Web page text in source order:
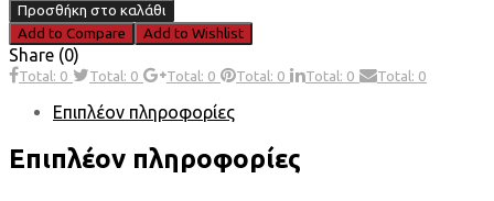
Προσθήκη στο καλάθι
Add to Compare
Add to Wishlist
Share (0)
Total: 0 Total: 0 Total: 0 Total: 0 Total: 0 Total: 0
Επιπλέον πληροφορίες
Επιπλέον πληροφορίες